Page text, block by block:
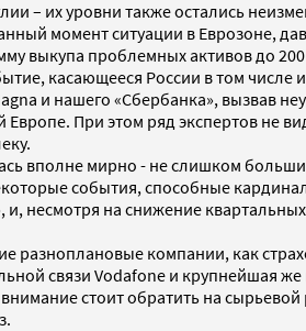
– их уровни также остались
момент ситуации в Еврозоне,
выкупа проблемных активов до
касающееся России в том числе
и нашего «Сбербанка», вызвав
При этом ряд экспертов не
вполне мирно - не слишком
события, способные
несмотря на снижение
разноплановые компании, как
связи Vodafone и крупнейшая же
стоит обратить на